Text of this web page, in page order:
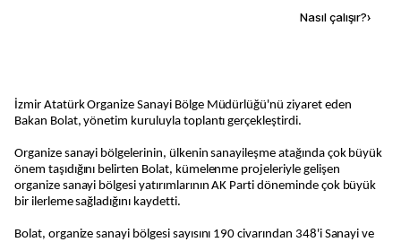
Nasıl çalışır?›
İzmir Atatürk Organize Sanayi Bölge Müdürlüğü'nü ziyaret eden
Bakan Bolat, yönetim kuruluyla toplantı gerçekleştirdi.
Organize sanayi bölgelerinin, ülkenin sanayileşme atağında çok büyük
önem taşıdığını belirten Bolat, kümelenme projeleriyle gelişen
organize sanayi bölgesi yatırımlarının AK Parti döneminde çok büyük
bir ilerleme sağladığını kaydetti.
Bolat, organize sanayi bölgesi sayısını 190 civarından 348'i Sanayi ve